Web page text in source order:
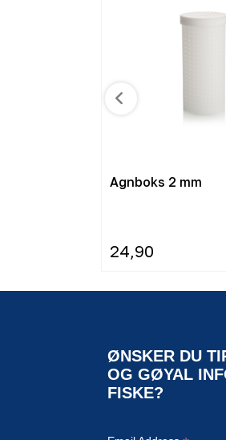
Agnboks 2 mm
24,90
ØNSKER DU
OG GØYAL
FISKE?